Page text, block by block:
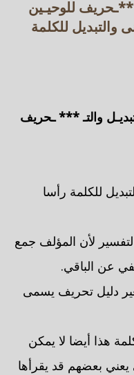
للوحيـين
والتبديل للكلمة
والتـ *** ـحريف
للكلمة رأسا
لأن المؤلف جمع
عن الباقي.
دليل تحريف يسمى
هذا أيضا لا يمكن
يعني بعضهم قد يقرأها